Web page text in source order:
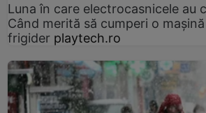
Luna în care electrocasnicele au
Când merită să cumperi o
frigider playtech.ro